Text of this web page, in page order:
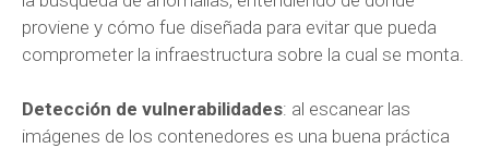
proviene y cómo fue diseñada para evitar que pueda
comprometer la infraestructura sobre la cual se monta.
Detección de vulnerabilidades: al escanear las
imágenes de los contenedores es una buena práctica